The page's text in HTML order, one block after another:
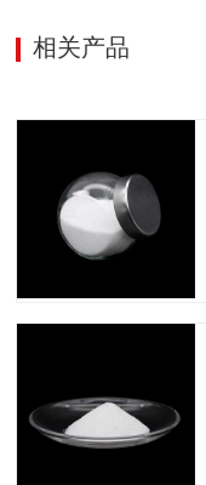
相关产品